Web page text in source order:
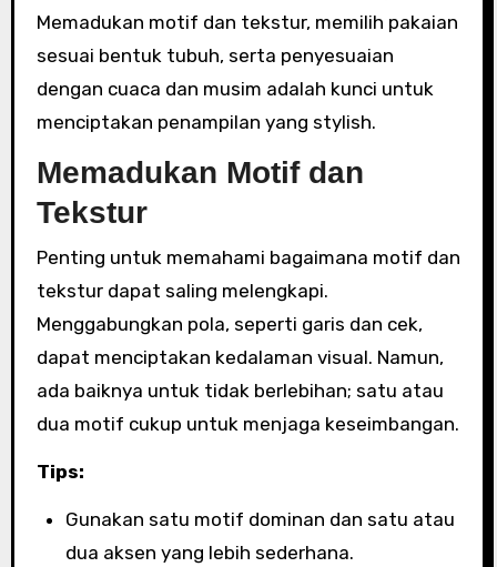
Memadukan motif dan tekstur, memilih pakaian
sesuai bentuk tubuh, serta penyesuaian
dengan cuaca dan musim adalah kunci untuk
menciptakan penampilan yang stylish.
Memadukan Motif dan
Tekstur
Penting untuk memahami bagaimana motif dan
tekstur dapat saling melengkapi.
Menggabungkan pola, seperti garis dan cek,
dapat menciptakan kedalaman visual. Namun,
ada baiknya untuk tidak berlebihan; satu atau
dua motif cukup untuk menjaga keseimbangan.
Tips:
Gunakan satu motif dominan dan satu atau
dua aksen yang lebih sederhana.